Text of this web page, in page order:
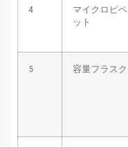
4
マイクロピペ
ット
5 容量フラスク